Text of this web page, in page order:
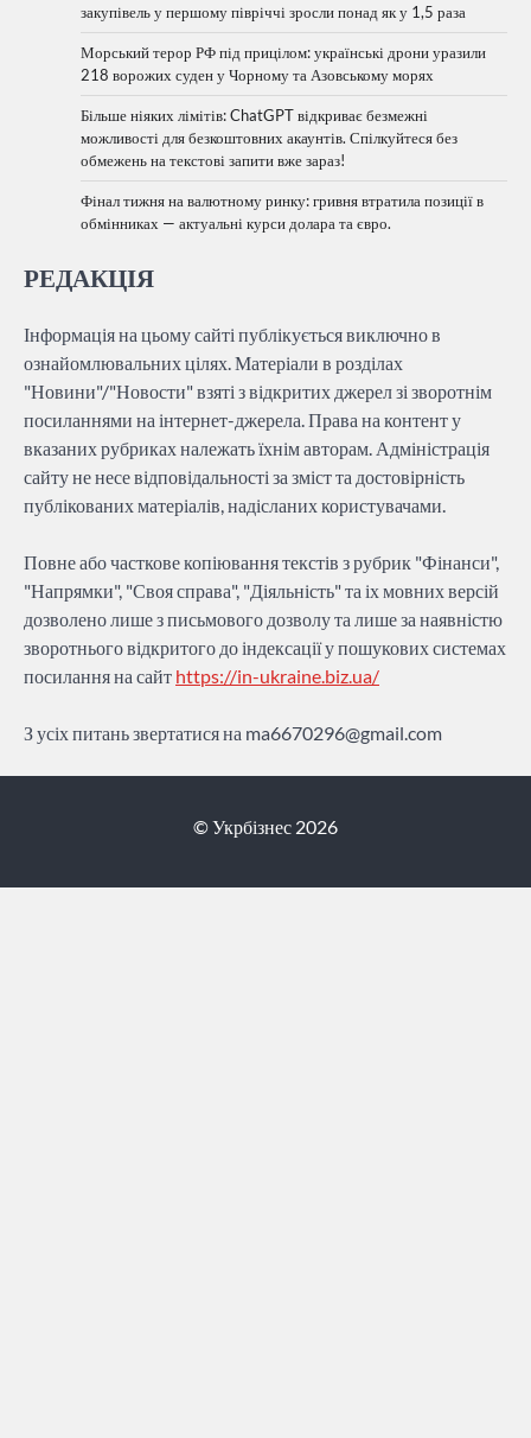
закупівель у першому півріччі зросли понад як у 1,5 раза
Морський терор РФ під прицілом: українські дрони уразили
218 ворожих суден у Чорному та Азовському морях
Більше ніяких лімітів: ChatGPT відкриває безмежні
можливості для безкоштовних акаунтів. Спілкуйтеся без
обмежень на текстові запити вже зараз!
Фінал тижня на валютному ринку: гривня втратила позиції в
обмінниках — актуальні курси долара та євро.
РЕДАКЦІЯ
Інформація на цьому сайті публікується виключно в
ознайомлювальних цілях. Матеріали в розділах
"Новини"/"Новости" взяті з відкритих джерел зі зворотнім
посиланнями на інтернет-джерела. Права на контент у
вказаних рубриках належать їхнім авторам. Адміністрація
сайту не несе відповідальності за зміст та достовірність
публікованих матеріалів, надісланих користувачами.
Повне або часткове копіювання текстів з рубрик "Фінанси",
"Напрямки", "Своя справа", "Діяльність" та іх мовних версій
дозволено лише з письмового дозволу та лише за наявністю
зворотнього відкритого до індексації у пошукових системах
посилання на сайт https://in-ukraine.biz.ua/
З усіх питань звертатися на ma6670296@gmail.com
© Укрбізнес 2026